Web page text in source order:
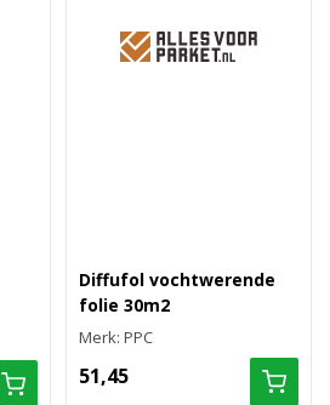
Diffufol vochtwerende
folie 30m2
Merk: PPC
51,45